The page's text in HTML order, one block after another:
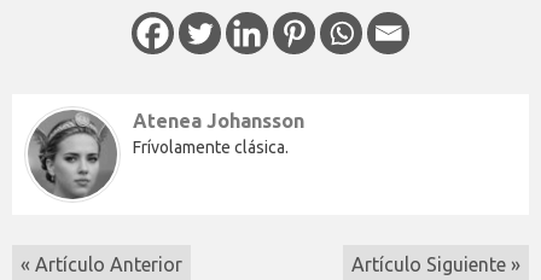
Atenea Johansson
Frívolamente clásica.
« Artículo Anterior Artículo Siguiente »